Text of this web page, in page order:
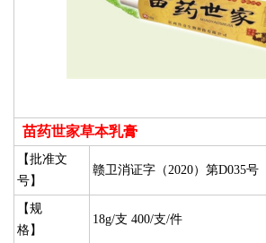
苗药世家草本乳膏
【批准文
号】
赣卫消证字（2020）第D035号
【规
格】
18g/支 400/支/件